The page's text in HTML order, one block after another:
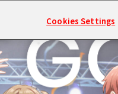
TOP PICK UP
Cookies Settings